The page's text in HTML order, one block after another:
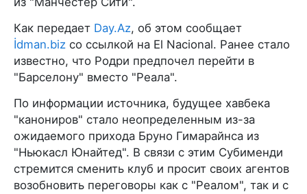
Как передает Day.Az, об этом сообщает
İdman.biz со ссылкой на El Nacional. Ранее стало
известно, что Родри предпочел перейти в
"Барселону" вместо "Реала".
По информации источника, будущее хавбека
"канониров" стало неопределенным из-за
ожидаемого прихода Бруно Гимарайнса из
"Ньюкасл Юнайтед". В связи с этим Субименди
стремится сменить клуб и просит своих агентов
возобновить переговоры как с "Реалом", так и с